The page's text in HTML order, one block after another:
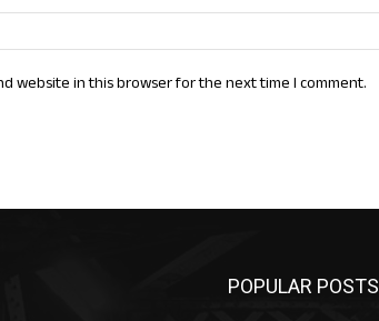
website in this browser for the next time I comment.
POPULAR POSTS